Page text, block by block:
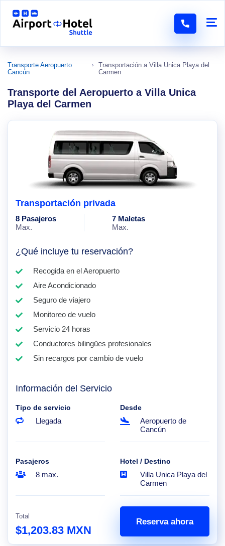
Transporte Aeropuerto
Cancún
Transportación a Villa Unica Playa del
Carmen
Transporte del Aeropuerto a Villa Unica
Playa del Carmen
Transportación privada
8 Pasajeros
Max.
7 Maletas
Max.
¿Qué incluye tu reservación?
Recogida en el Aeropuerto
Aire Acondicionado
Seguro de viajero
Monitoreo de vuelo
Servicio 24 horas
Conductores bilingües profesionales
Sin recargos por cambio de vuelo
Información del Servicio
Tipo de servicio
Llegada
Desde
Aeropuerto de
Cancún
Pasajeros
8 max.
Hotel / Destino
Villa Unica Playa del
Carmen
Total
$1,203.83 MXN
Reserva ahora